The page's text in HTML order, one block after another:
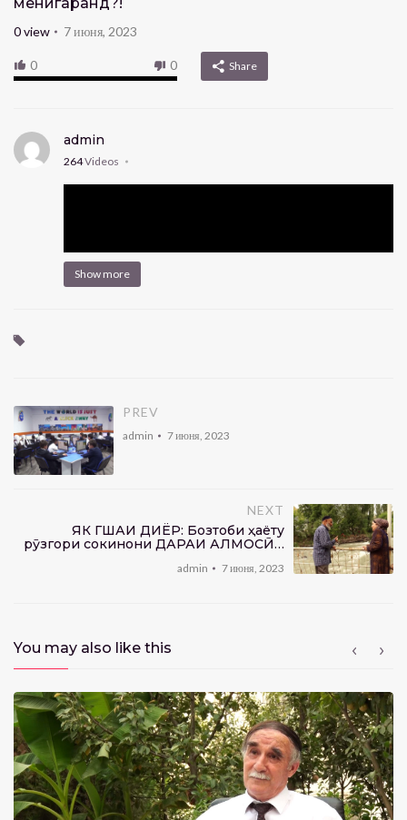
0view 7 июня, 2023
0 0 Share
admin
264Videos
Show more
PREV
admin 7 июня, 2023
NEXT
ЯК ГӮШАИ ДИЁР: Бозтоби ҳаёту
рӯзгори сокинони ДАРАИ АЛМОСӢ…
admin 7 июня, 2023
You may also like this